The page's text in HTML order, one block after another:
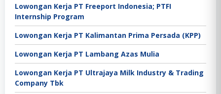
Lowongan Kerja PT Freeport Indonesia; PTFI
Internship Program
Lowongan Kerja PT Kalimantan Prima Persada (KPP)
Lowongan Kerja PT Lambang Azas Mulia
Lowongan Kerja PT Ultrajaya Milk Industry & Trading
Company Tbk